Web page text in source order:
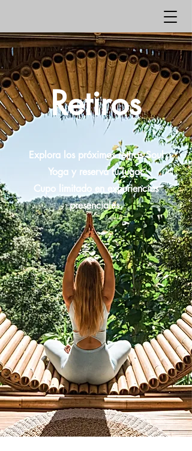
Retiros
Explora los próximos retiros Soul
Yoga y reserva tu lugar.
Cupo limitado en experiencias
presenciales.